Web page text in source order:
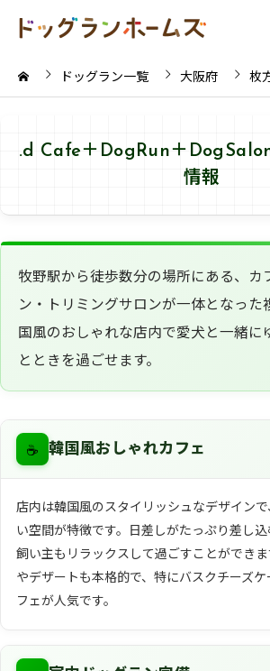
ドッグラン一覧 大阪府 枚
.d Cafe＋DogRun＋
情報
牧野駅から徒歩数分の場所にある、カ
ン・トリミングサロンが一体となった
国風のおしゃれな店内で愛犬と一緒に
とときを過ごせます。
☕ 韓国風おしゃれカフェ
店内は韓国風のスタイリッシュなデザイン
い空間が特徴です。日差しがたっぷり差し
飼い主もリラックスして過ごすことができ
やデザートも本格的で、特にバスクチーズ
フェが人気です。